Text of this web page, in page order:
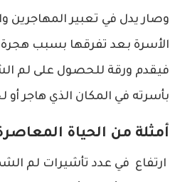
وصار يدل في تعبير المهاجرين
الأسرة بعد تفرقها بسبب هجرة
فيقدم ورقة للحصول على لم
بأسرته في المكان الذي هاجر أو
أمثلة من الحياة
ارتفاع في عدد تأشيرات لم الشمل